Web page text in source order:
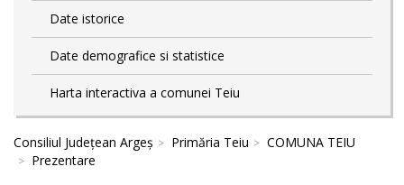
Date istorice
Date demografice si statistice
Harta interactiva a comunei Teiu
Consiliul Județean Argeș Primăria Teiu
COMUNA TEIU
Prezentare